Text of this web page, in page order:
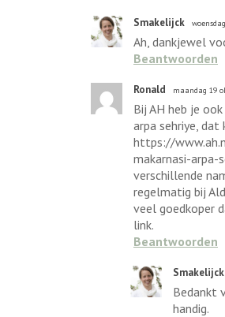
Smakelijck
Ah, dankjewel
Beantwoorden
Ronald maandag 19
Bij AH heb je
arpa sehriye,
https://
makarnasi-arpa-
verschillende
regelmatig bij
veel goedkoper
link.
Beantwoorden
Smakelijck
Bedankt
handig.